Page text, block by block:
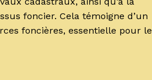
foncier. Cela témoigne d’un
foncières, essentielle pour le